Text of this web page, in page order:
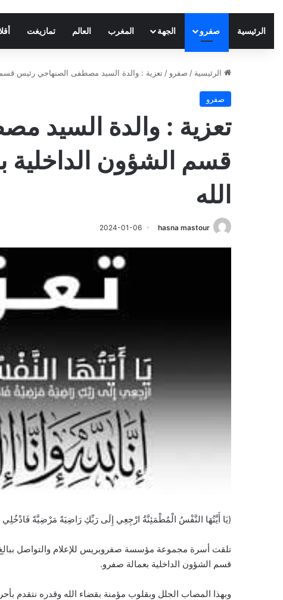
الرئيسية صفرو الجهة المغرب العالم تمازيغت
الرئيسية / صفرو / تعزية : والدة السيد مصطفى الصنهاجي رئيس قسم
صفرو
تعزية : والدة السيد
قسم الشؤون
الله
hasna mastour
2024-01-06
(يَا أَيَّتُهَا النَّفْسُ الْمُطْمَئِنَّةُ ارْجِعِي إِلَى رَبِّكِ رَاضِيَةً مَرْضِيَّةً
تلقت أسرة مجموعة مؤسسة صفروبريس للإعلام والتواصل
قسم الشؤون الداخلية بعمالة صفرو.
وبهذا المصاب الجلل وبقلوب مؤمنة بقضاء الله وقدره نتقدم